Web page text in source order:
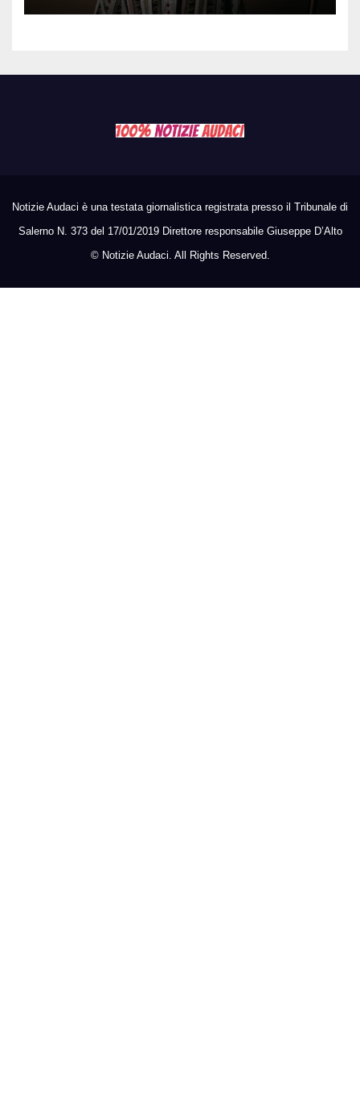
un’inchiesta per omicidio
Notizie Audaci è una testata giornalistica registrata presso il Tribunale di
Salerno N. 373 del 17/01/2019 Direttore responsabile Giuseppe D’Alto
© Notizie Audaci. All Rights Reserved.